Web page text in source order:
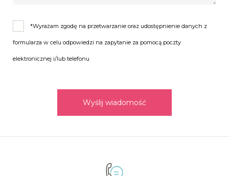
*Wyrażam zgodę na przetwarzanie oraz udostępnienie danych z
formularza w celu odpowiedzi na zapytanie za pomocą poczty
elektronicznej i/lub telefonu
Wyślij wiadomość